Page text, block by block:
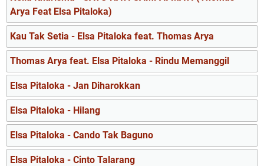
Arya Feat Elsa Pitaloka)
Kau Tak Setia - Elsa Pitaloka feat. Thomas Arya
Thomas Arya feat. Elsa Pitaloka - Rindu Memanggil
Elsa Pitaloka - Jan Diharokkan
Elsa Pitaloka - Hilang
Elsa Pitaloka - Cando Tak Baguno
Elsa Pitaloka - Cinto Talarang